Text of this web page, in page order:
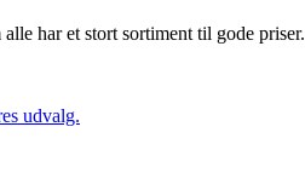
alle har et stort sortiment til gode priser.
udvalg.